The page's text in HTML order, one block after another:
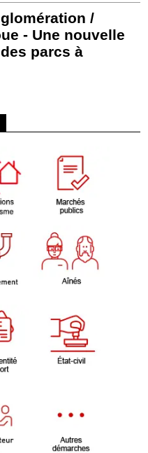
/
- Une nouvelle
parcs à